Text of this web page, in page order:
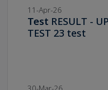
11-Apr-26
Test RESULT -
TEST 23 test
30-Mar-26